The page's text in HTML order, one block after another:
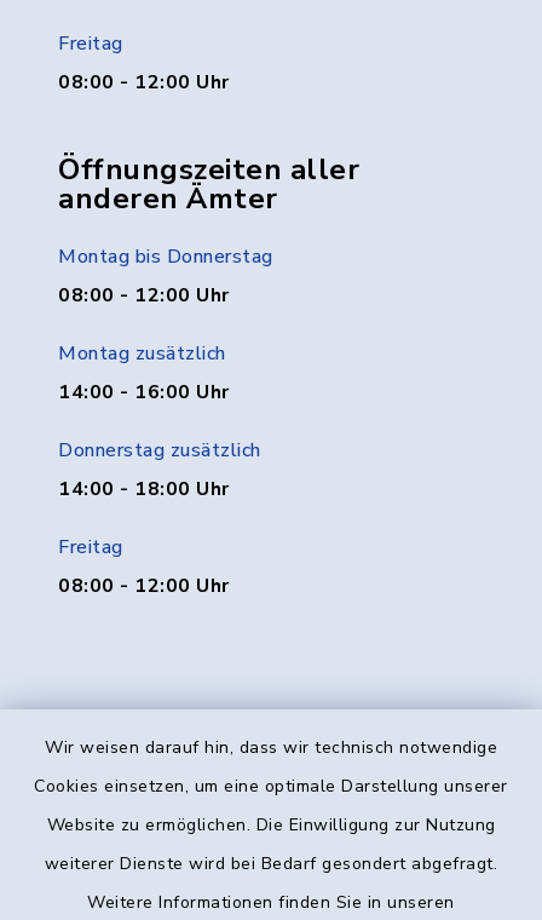
Wir weisen darauf hin, dass wir technisch notwendige
Cookies einsetzen, um eine optimale Darstellung unserer
Website zu ermöglichen. Die Einwilligung zur Nutzung
weiterer Dienste wird bei Bedarf gesondert abgefragt.
Weitere Informationen finden Sie in unseren
Freitag
08:00 - 12:00 Uhr
Öffnungszeiten aller
anderen Ämter
Montag bis Donnerstag
08:00 - 12:00 Uhr
Montag zusätzlich
14:00 - 16:00 Uhr
Donnerstag zusätzlich
14:00 - 18:00 Uhr
Freitag
08:00 - 12:00 Uhr
Kontakt
Datenschutz